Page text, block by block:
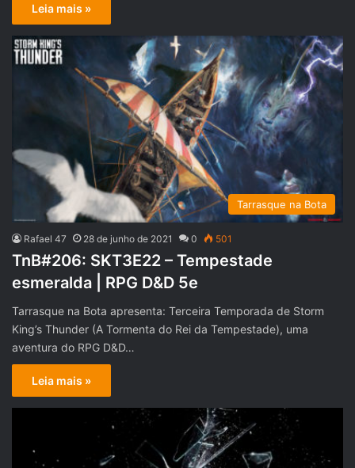
Leia mais »
Tarrasque na Bota
Rafael 47 28 de junho de 2021 0 501
TnB#206: SKT3E22 – Tempestade
esmeralda | RPG D&D 5e
Tarrasque na Bota apresenta: Terceira Temporada de Storm
King’s Thunder (A Tormenta do Rei da Tempestade), uma
aventura do RPG D&D…
Leia mais »